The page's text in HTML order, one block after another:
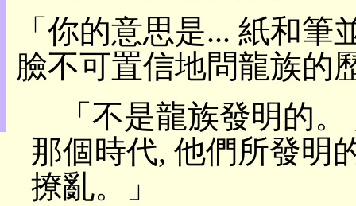
@
朝
「你的意思是... 紙和
臉不可置信地問龍族的
「不是龍族發明的
那個時代, 他們所發明
撩亂。」